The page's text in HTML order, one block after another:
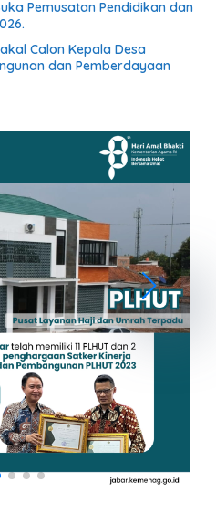
Pemusatan Pendidikan dan
Calon Kepala Desa
dan Pemberdayaan